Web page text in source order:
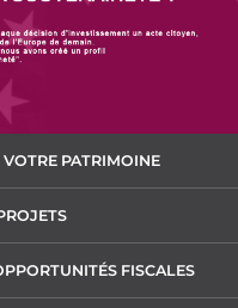
PATRIMOINE
FISCALES